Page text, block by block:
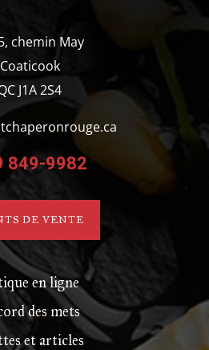
chemin May
Coaticook
J1A 2S4
849-9982
DE VENTE
en ligne
des mets
et articles